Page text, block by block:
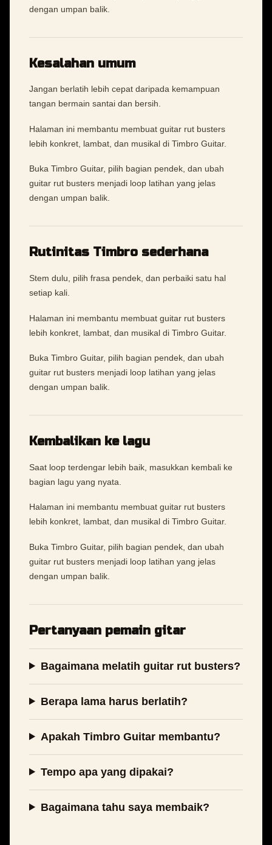
dengan umpan balik.
Kesalahan umum
Jangan berlatih lebih cepat daripada kemampuan
tangan bermain santai dan bersih.
Halaman ini membantu membuat guitar rut busters
lebih konkret, lambat, dan musikal di Timbro Guitar.
Buka Timbro Guitar, pilih bagian pendek, dan ubah
guitar rut busters menjadi loop latihan yang jelas
dengan umpan balik.
Rutinitas Timbro sederhana
Stem dulu, pilih frasa pendek, dan perbaiki satu hal
setiap kali.
Halaman ini membantu membuat guitar rut busters
lebih konkret, lambat, dan musikal di Timbro Guitar.
Buka Timbro Guitar, pilih bagian pendek, dan ubah
guitar rut busters menjadi loop latihan yang jelas
dengan umpan balik.
Kembalikan ke lagu
Saat loop terdengar lebih baik, masukkan kembali ke
bagian lagu yang nyata.
Halaman ini membantu membuat guitar rut busters
lebih konkret, lambat, dan musikal di Timbro Guitar.
Buka Timbro Guitar, pilih bagian pendek, dan ubah
guitar rut busters menjadi loop latihan yang jelas
dengan umpan balik.
Pertanyaan pemain gitar
Bagaimana melatih guitar rut busters?
Berapa lama harus berlatih?
Apakah Timbro Guitar membantu?
Tempo apa yang dipakai?
Bagaimana tahu saya membaik?